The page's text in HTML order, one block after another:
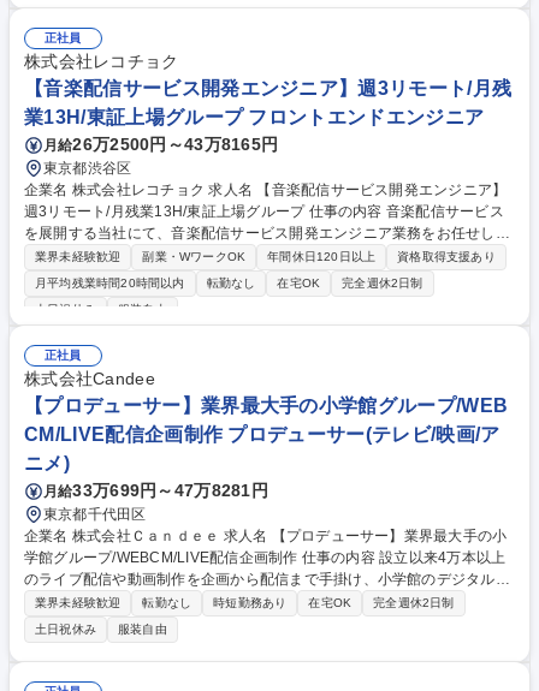
等との契約交渉及び契約書の作成 ■放送二次使用料、音源複製使用料等各
種使用料の徴収および分配業務 ■レコード製作者（国内・海外）の管理受
託業務 ■音源許諾申請受付、許諾業務■著作権に関する各種調査業務 ■会員
レコード会社で組織される委員会・部会の事務局業務など 募集職種 【著
作権業務部】管理職候補/7.5時間勤務/残業10h以内/落ち着いた環境◎
正社員
株式会社レコチョク
【音楽配信サービス開発エンジニア】週3リモート/月残
業13H/東証上場グループ フロントエンドエンジニア
月給26万2500円～43万8165円
東京都渋谷区
企業名 株式会社レコチョク 求人名 【音楽配信サービス開発エンジニア】
週3リモート/月残業13H/東証上場グループ 仕事の内容 音楽配信サービス
を展開する当社にて、音楽配信サービス開発エンジニア業務をお任せしま
す。希望やスキルに応じて、主にフロントエンド開発もしくはバックエン
ドAPI設計・開発をお任せします。 【業務詳細】■レコチョクやｄヒッツ
等の音楽・映像配信アプリのシステム開発■PHPやJava等を用いたフロン
コンテナの構築と運用■DockerやGit、CI/CD環境を活用した開発プロセス
の推進■大規模トラフィックを支えるためのサービス品質向上と技術検証
等 ※初めから一人で全てをお任せすることはありませんのでご安心くださ
い。 募集職種 【音楽配信サービス開発エンジニア】週3リモート/月残業1
3H/東証上場グループ
業界未経験歓迎 副業・WワークOK 年間休日120日以上
資格取得支援あり
月平均残業時間20時間以内
転勤なし 在宅OK
完全週休2日制
土日祝休み
服装自由
正社員
株式会社Candee
【プロデューサー】業界最大手の小学館グループ/WEB
CM/LIVE配信企画制作 プロデューサー(テレビ/映画/ア
ニメ)
月給33万699円～47万8281円
東京都千代田区
企業名 株式会社Ｃａｎｄｅｅ 求人名 【プロデューサー】業界最大手の小
学館グループ/WEBCM/LIVE配信企画制作 仕事の内容 設立以来4万本以上
のライブ配信や動画制作を企画から配信まで手掛け、小学館のデジタル領
域にも貢献する当社。SNS動画やLIVE配信を軸に、マーケティング施策の
企画～制作までのプロデュースを即戦力としてお任せ お取引先は、大手総
合代理店やナショナルクライアントがメイン。少数精鋭組織のため早期か
ら大規模案件やマネジメント経験を積み、デジタルマーケティング業界で
市場価値を高めることが可能。【詳細】■企画立案・予算・クオリティ・
業界未経験歓迎 転勤なし 時短勤務あり 在宅OK
完全週休2日制
土日祝休み
服装自由